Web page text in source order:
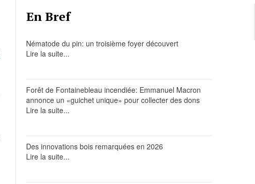
En Bref
Nématode du pin: un troisième foyer découvert
Lire la suite...
Forêt de Fontainebleau incendiée: Emmanuel Macron
annonce un «guichet unique» pour collecter des dons
Lire la suite...
Des innovations bois remarquées en 2026
Lire la suite...